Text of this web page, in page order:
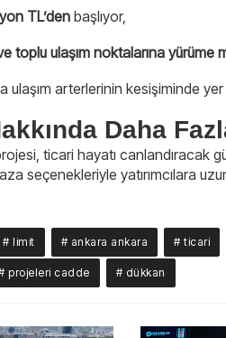
TL’den başlıyor,
toplu ulaşım noktalarına yürüme
ulaşım arterlerinin kesişiminde yer
Daha
ticari hayatı canlandıracak
seçenekleriyle yatırımcılara
# limit # ankara ankara # ticari
projeleri cadde # dükkan